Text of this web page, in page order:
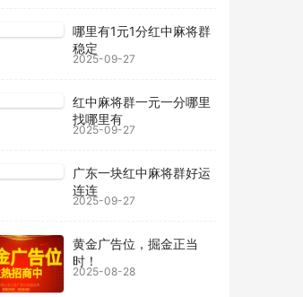
哪里有1元1分红中麻将群
稳定
2025-09-27
红中麻将群一元一分哪里
找哪里有
2025-09-27
广东一块红中麻将群好运
连连
2025-09-27
黄金广告位，掘金正当
时！
2025-08-28